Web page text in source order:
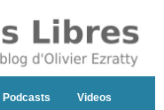
Podcasts Videos